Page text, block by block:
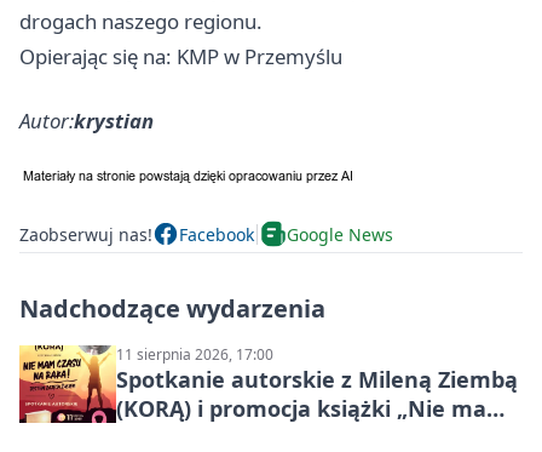
drogach naszego regionu.
Opierając się na: KMP w Przemyślu
Autor:krystian
Zaobserwuj nas! Facebook Google News
Nadchodzące wydarzenia
11 sierpnia 2026, 17:00
Spotkanie autorskie z Mileną Ziembą
(KORĄ) i promocja książki „Nie mam